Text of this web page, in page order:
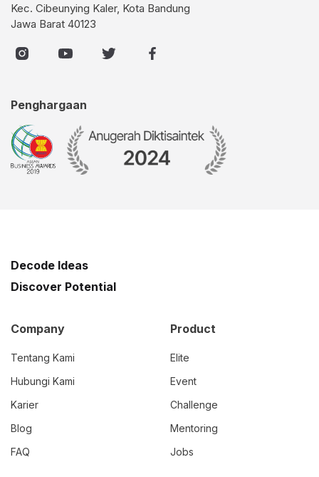
Kec. Cibeunying Kaler, Kota Bandung
Jawa Barat 40123
Penghargaan
Decode Ideas
Discover Potential
Company
Tentang Kami
Hubungi Kami
Karier
Blog
FAQ
Product
Elite
Event
Challenge
Mentoring
Jobs